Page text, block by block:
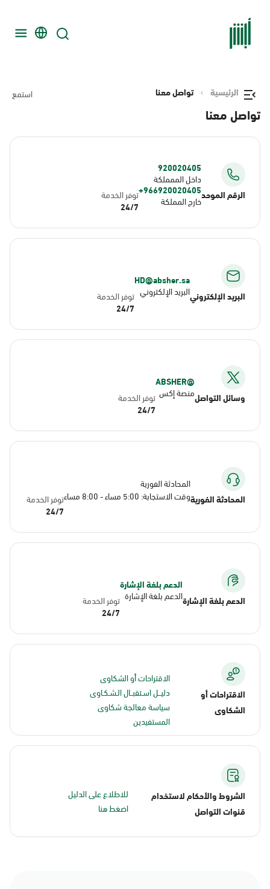
الرئيسية تواصل معنا استمع
تواصل معنا
الرقم الموحد
920020405
داخل الممملكة
966920020405+
خارج المملكة توفر الخدمة
24/7
البريد الإلكتروني
HD@absher.sa
البريد الإلكتروني توفر الخدمة
24/7
وسائل التواصل
@ABSHER
منصة إكس توفر الخدمة
24/7
المحادثة الفورية
المحادثة الفورية
وقت الاستجابة: 5:00 مساء - 8:00 مساء
توفر الخدمة
24/7
الدعم بلغة الإشارة
الدعم بلغة الإشارة
الدعم بلغة الإشارة توفر الخدمة
24/7
الاقتراحات أو
الشكاوى
الاقتراحات أو الشكاوى
دليــل اسـتقبــال الـشـكـاوى
سياسة معالجة شكاوى
المستفيدين
الشروط والأحكام لاستخدام
قنوات التواصل
للاطلاع على الدليل
اضغط هنا